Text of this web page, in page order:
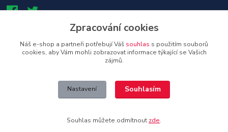
👤 Osobní odběr s platbou v hotovosti ZDARMA! 🎶
elektroniky a příslušenství
Zpracování cookies
Náš e-shop a partneři potřebují Váš souhlas s použitím souborů
cookies, aby Vám mohli zobrazovat informace týkající se Vašich
zájmů.
Nastavení Souhlasím
Souhlas můžete odmítnout zde.